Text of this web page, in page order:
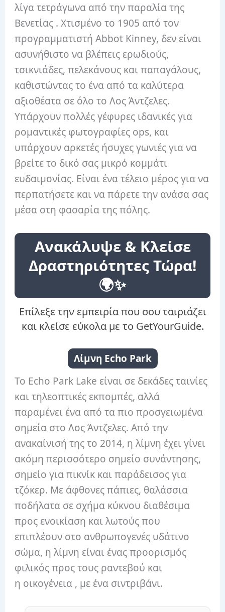
λίγα τετράγωνα από την παραλία της
Βενετίας . Χτισμένο το 1905 από τον
προγραμματιστή Abbot Kinney, δεν είναι
ασυνήθιστο να βλέπεις ερωδιούς,
τσικνιάδες, πελεκάνους και παπαγάλους,
καθιστώντας το ένα από τα καλύτερα
αξιοθέατα σε όλο το Λος Άντζελες.
Υπάρχουν πολλές γέφυρες ιδανικές για
ρομαντικές φωτογραφίες ops, και
υπάρχουν αρκετές ήσυχες γωνιές για να
βρείτε το δικό σας μικρό κομμάτι
ευδαιμονίας. Είναι ένα τέλειο μέρος για να
περπατήσετε και να πάρετε την ανάσα σας
μέσα στη φασαρία της πόλης.
Ανακάλυψε & Κλείσε
Δραστηριότητες Τώρα!
🌍✨
Επίλεξε την εμπειρία που σου ταιριάζει
και κλείσε εύκολα με το GetYourGuide.
Λίμνη Echo Park
Το Echo Park Lake είναι σε δεκάδες ταινίες
και τηλεοπτικές εκπομπές, αλλά
παραμένει ένα από τα πιο προσγειωμένα
σημεία στο Λος Άντζελες. Από την
ανακαίνισή της το 2014, η λίμνη έχει γίνει
ακόμη περισσότερο σημείο συνάντησης,
σημείο για πικνίκ και παράδεισος για
τζόκερ. Με άφθονες πάπιες, θαλάσσια
ποδήλατα σε σχήμα κύκνου διαθέσιμα
προς ενοικίαση και λωτούς που
επιπλέουν στο ανθρωπογενές υδάτινο
σώμα, η λίμνη είναι ένας προορισμός
φιλικός προς τους ραντεβού και
η οικογένεια , με ένα σιντριβάνι.